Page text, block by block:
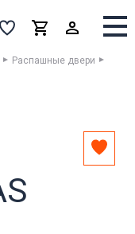
товары
ВыборкаКорзинаВыборка
Распашные двери